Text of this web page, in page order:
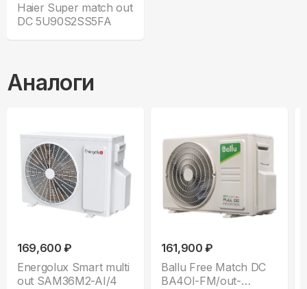
Haier Super match out
DC 5U90S2SS5FA
Аналоги
169,600 ₽
Energolux Smart multi
out SAM36M2-AI/4
161,900 ₽
Ballu Free Match DC
BA4OI-FM/out-